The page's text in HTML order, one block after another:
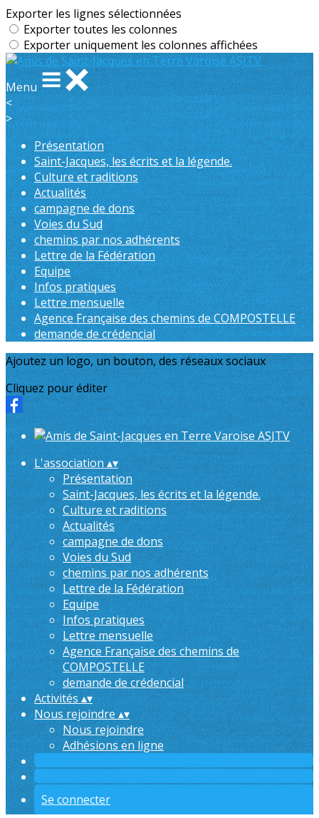
Exporter les lignes sélectionnées
Exporter toutes les colonnes
Exporter uniquement les colonnes affichées
Menu
<
>
Présentation
Saint-Jacques, les écrits et la légende.
Culture et raditions
Actualités
campagne de dons
Voies du Sud
chemins par nos adhérents
Lettre de la Fédération
Equipe
Infos pratiques
Lettre mensuelle
Agence Française des chemins de COMPOSTELLE
demande de crédencial
Ajoutez un logo, un bouton, des réseaux sociaux
Cliquez pour éditer
L'association▴▾
Présentation
Saint-Jacques, les écrits et la légende.
Culture et raditions
Actualités
campagne de dons
Voies du Sud
chemins par nos adhérents
Lettre de la Fédération
Equipe
Infos pratiques
Lettre mensuelle
Agence Française des chemins de
COMPOSTELLE
demande de crédencial
Activités▴▾
Nous rejoindre▴▾
Nous rejoindre
Adhésions en ligne
Se connecter